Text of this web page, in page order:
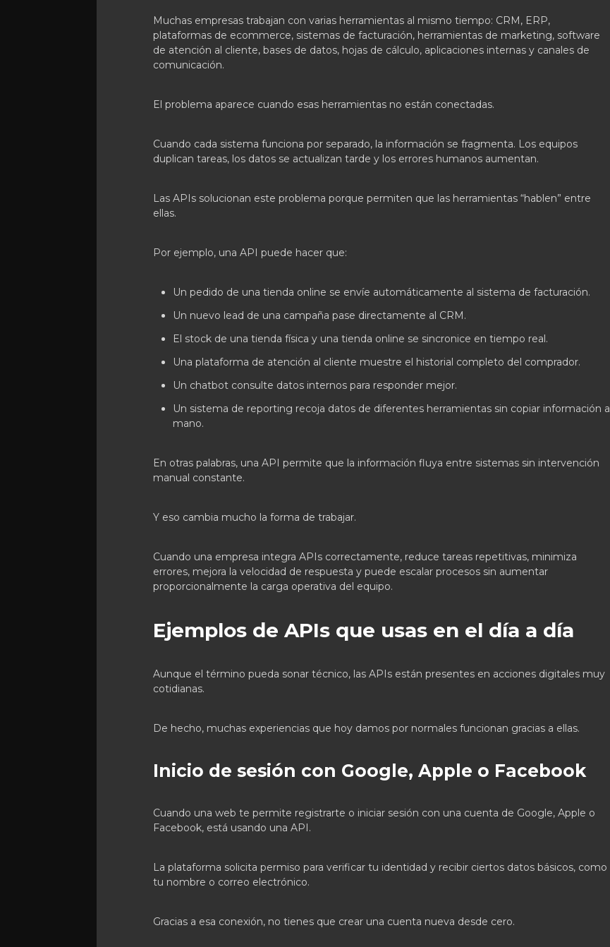
Muchas empresas trabajan con varias herramientas al mismo tiempo: CRM, ERP,
plataformas de ecommerce, sistemas de facturación, herramientas de marketing, software
de atención al cliente, bases de datos, hojas de cálculo, aplicaciones internas y canales de
comunicación.
El problema aparece cuando esas herramientas no están conectadas.
Cuando cada sistema funciona por separado, la información se fragmenta. Los equipos
duplican tareas, los datos se actualizan tarde y los errores humanos aumentan.
Las APIs solucionan este problema porque permiten que las herramientas “hablen” entre
ellas.
Por ejemplo, una API puede hacer que:
Un pedido de una tienda online se envíe automáticamente al sistema de facturación.
Un nuevo lead de una campaña pase directamente al CRM.
El stock de una tienda física y una tienda online se sincronice en tiempo real.
Una plataforma de atención al cliente muestre el historial completo del comprador.
Un chatbot consulte datos internos para responder mejor.
Un sistema de reporting recoja datos de diferentes herramientas sin copiar información a
mano.
En otras palabras, una API permite que la información fluya entre sistemas sin intervención
manual constante.
Y eso cambia mucho la forma de trabajar.
Cuando una empresa integra APIs correctamente, reduce tareas repetitivas, minimiza
errores, mejora la velocidad de respuesta y puede escalar procesos sin aumentar
proporcionalmente la carga operativa del equipo.
Ejemplos de APIs que usas en el día a día
Aunque el término pueda sonar técnico, las APIs están presentes en acciones digitales muy
cotidianas.
De hecho, muchas experiencias que hoy damos por normales funcionan gracias a ellas.
Inicio de sesión con Google, Apple o Facebook
Cuando una web te permite registrarte o iniciar sesión con una cuenta de Google, Apple o
Facebook, está usando una API.
La plataforma solicita permiso para verificar tu identidad y recibir ciertos datos básicos, como
tu nombre o correo electrónico.
Gracias a esa conexión, no tienes que crear una cuenta nueva desde cero.